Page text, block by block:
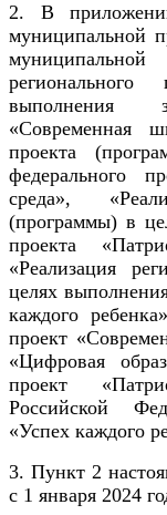
2. В
муниципальной
выполнения
«Современная
проекта
федерального
среда»,
(программы) в
проекта
«Реализация
целях
каждого
проект
«Цифровая
проект
Российской
«Успех каждого
3. Пункт 2
с 1 января 2024